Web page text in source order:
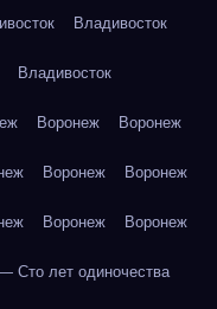
Владивосток
Владивосток
Воронеж Воронеж
Воронеж Воронеж
Воронеж Воронеж
Сто лет одиночества